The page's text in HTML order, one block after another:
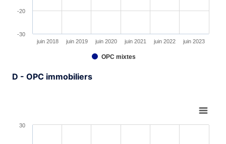
OPC mixtes
juin 2018 juin 2019 juin 2020 juin 2021 juin 2022 juin 2023
-30
-20
End of interactive chart.
D - OPC immobiliers
Bar chart with 6 bars.
30